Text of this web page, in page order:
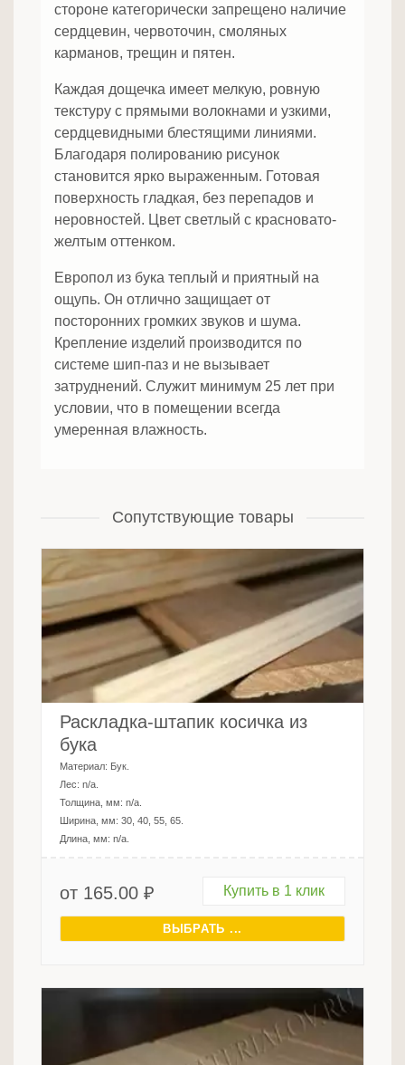
стороне категорически запрещено наличие
сердцевин, червоточин, смоляных
карманов, трещин и пятен.
Каждая дощечка имеет мелкую, ровную
текстуру с прямыми волокнами и узкими,
сердцевидными блестящими линиями.
Благодаря полированию рисунок
становится ярко выраженным. Готовая
поверхность гладкая, без перепадов и
неровностей. Цвет светлый с красновато-
желтым оттенком.
Европол из бука теплый и приятный на
ощупь. Он отлично защищает от
посторонних громких звуков и шума.
Крепление изделий производится по
системе шип-паз и не вызывает
затруднений. Служит минимум 25 лет при
условии, что в помещении всегда
умеренная влажность.
Сопутствующие товары
Раскладка-штапик косичка из
бука
Материал: Бук
Лес: n/a
Толщина, мм: n/a
Ширина, мм: 30, 40, 55, 65
Длина, мм: n/a
от 165.00 ₽ Купить в 1 клик
ВЫБРАТЬ ...